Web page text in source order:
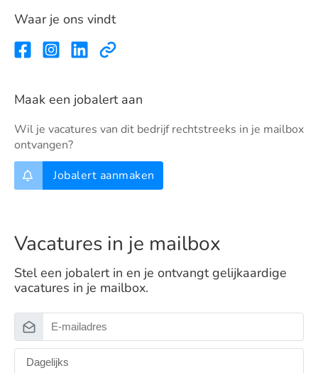
Waar je ons vindt
Maak een jobalert aan
Wil je vacatures van dit bedrijf rechtstreeks in je mailbox
ontvangen?
Jobalert aanmaken
Vacatures in je mailbox
Stel een jobalert in en je ontvangt gelijkaardige
vacatures in je mailbox.